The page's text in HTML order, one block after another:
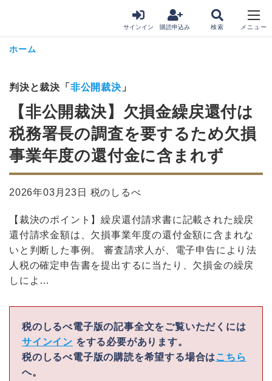
サインイン 購読申込み
ホーム
判決と裁決「 非公開裁決 」
【非公開裁決】欠損金繰戻還付は
税務署長の調査を要するため欠損
事業年度の還付金に含まれず
2026年03月23日 税のしるべ
【裁決のポイント】繰戻還付請求書に記載された繰戻
還付請求金額は、欠損事業年度の還付金額に含まれな
いと判断した事例。 審査請求人が、電子申告により法
人税の確定申告書を提出するに当たり、欠損金の繰戻
しによ…
税のしるべ電子版の記事全文をご覧いただくには
サインイン をする必要があります。
税のしるべ電子版の購読を希望する場合は こちら
へ。